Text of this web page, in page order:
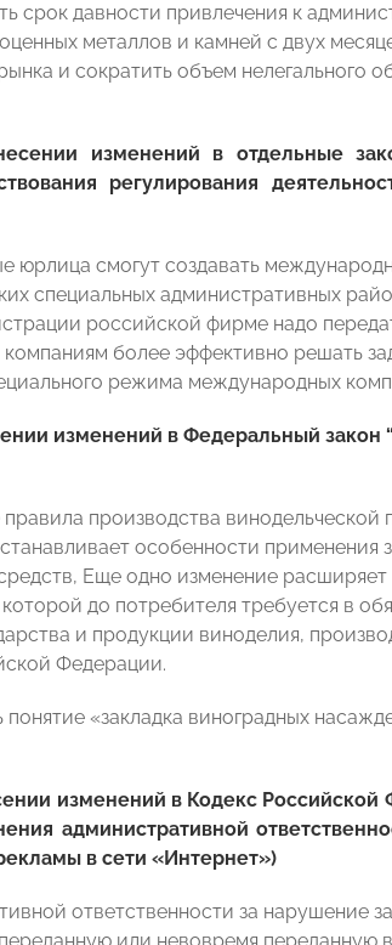
срок давности привлечения к
металлов и камней с двух
и сократить объем нелегального
изменений в отдельные
регулирования
юрлица смогут создавать
специальных административных
российской фирме надо
более эффективно решать
режима международных
изменений в Федеральный закон
производства винодельческой
особенности применения
Еще одно изменение
до потребителя требуется в
и продукции виноделия,
Федерации.
«закладка виноградных
изменений в Кодекс
административной
в сети «Интернет»)
ответственности за нарушение